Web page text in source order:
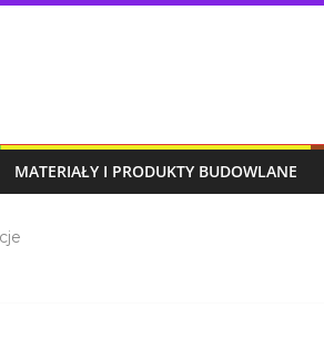
MATERIAŁY I PRODUKTY BUDOWLANE